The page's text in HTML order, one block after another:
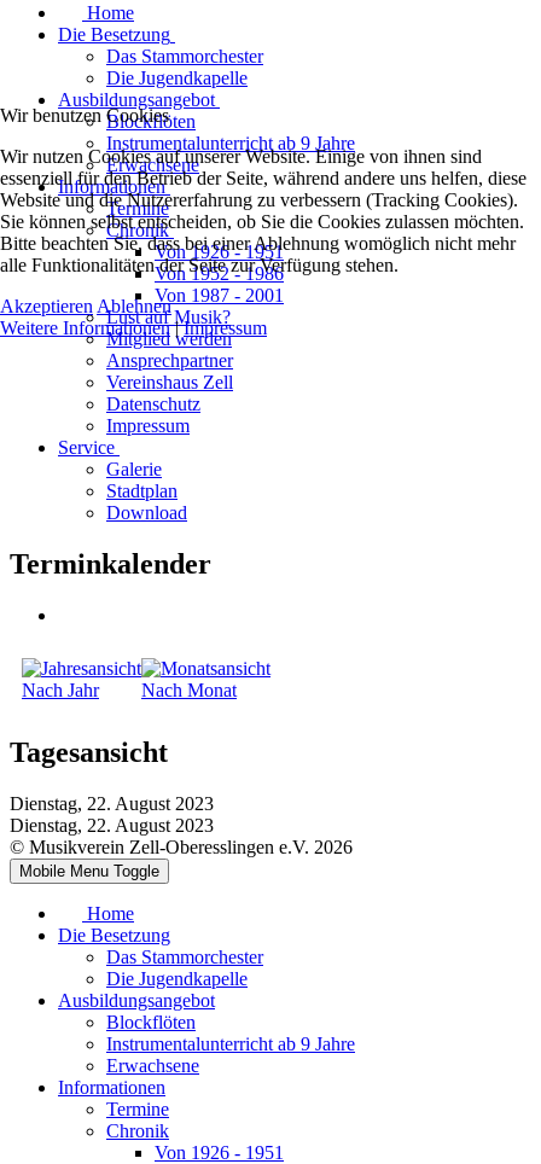
Home
Die Besetzung
Das Stammorchester
Die Jugendkapelle
Ausbildungsangebot
Blockflöten
Instrumentalunterricht ab 9 Jahre
Erwachsene
Informationen
Termine
Chronik
Von 1926 - 1951
Von 1952 - 1986
Von 1987 - 2001
Lust auf Musik?
Mitglied werden
Ansprechpartner
Vereinshaus Zell
Datenschutz
Impressum
Service
Galerie
Stadtplan
Download
Terminkalender
Nach Jahr Nach Monat
Tagesansicht
Dienstag, 22. August 2023
Dienstag, 22. August 2023
© Musikverein Zell-Oberesslingen e.V. 2026
Mobile Menu Toggle
Home
Die Besetzung
Das Stammorchester
Die Jugendkapelle
Ausbildungsangebot
Blockflöten
Instrumentalunterricht ab 9 Jahre
Erwachsene
Informationen
Termine
Chronik
Von 1926 - 1951
Wir benutzen Cookies
Wir nutzen Cookies auf unserer Website. Einige von ihnen sind
essenziell für den Betrieb der Seite, während andere uns helfen, diese
Website und die Nutzererfahrung zu verbessern (Tracking Cookies).
Sie können selbst entscheiden, ob Sie die Cookies zulassen möchten.
Bitte beachten Sie, dass bei einer Ablehnung womöglich nicht mehr
alle Funktionalitäten der Seite zur Verfügung stehen.
Akzeptieren Ablehnen
Weitere Informationen|Impressum